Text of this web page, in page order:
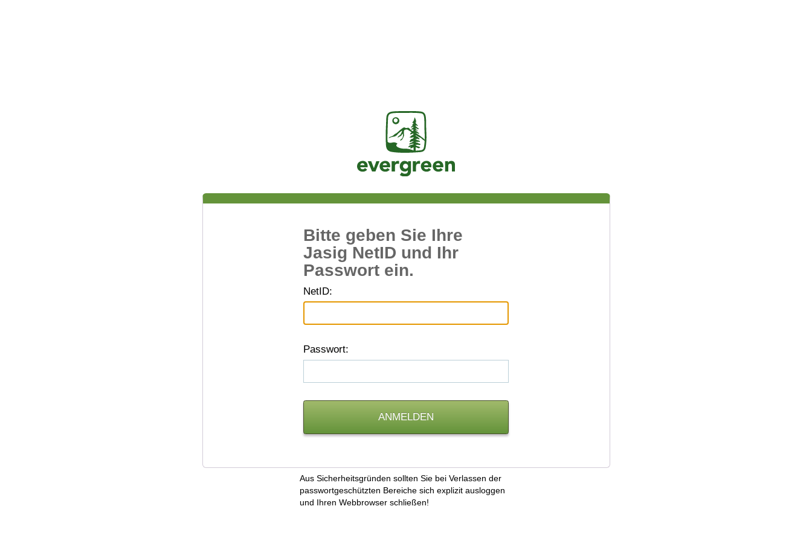
Jasig
Bitte geben Sie Ihre
Jasig NetID und Ihr
Passwort ein.
NetID:
Passwort:
Aus Sicherheitsgründen sollten Sie bei Verlassen der
passwortgeschützten Bereiche sich explizit ausloggen
und Ihren Webbrowser schließen!